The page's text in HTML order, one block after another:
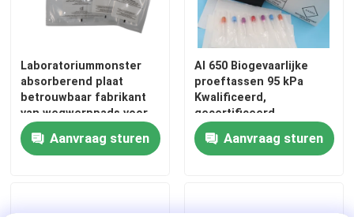
Kwaliteitscontrole
Nieuws
Vraag een offerte
95Kpa zakken
Laboratoriummonster
absorberend plaat
betrouwbaar fabrikant
van wegwerppads voor
monstersak leveranciers
Aanvraag sturen
AI 650 Biogevaarlijke
proeftassen 95 kPa
Kwalificeerd,
gecertificeerd
laboratoriumgebruik
Aanvraag sturen